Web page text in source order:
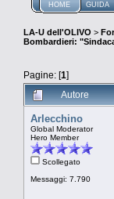
HOME GUIDA
LA-U dell'OLIVO >
Bombardieri:
Pagine: [1]
Autore
Arlecchino
Global Moderator
Hero Member
Scollegato
Messaggi: 7.790